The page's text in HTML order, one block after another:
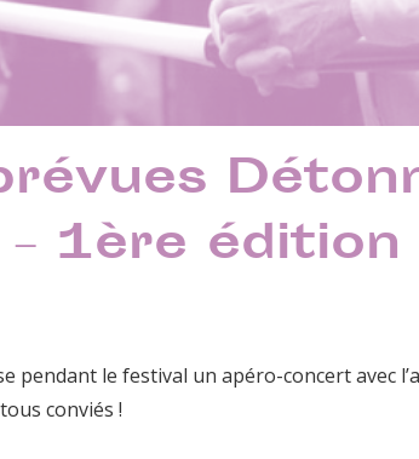
– 1ère édition
pendant le festival un apéro-concert avec
conviés !